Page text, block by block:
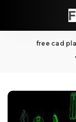
free cad